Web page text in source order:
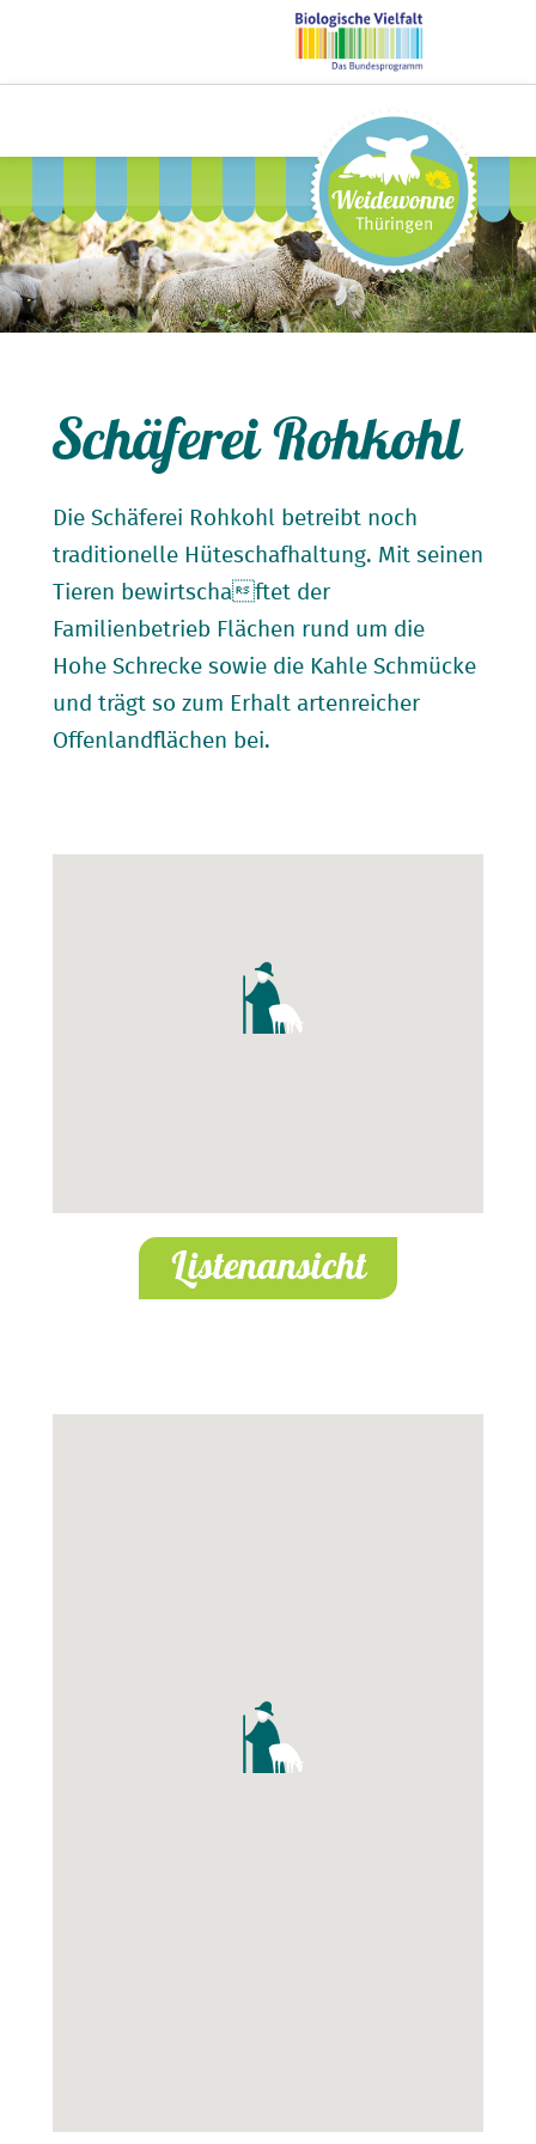
Schäferei Rohkohl
Die Schäferei Rohkohl betreibt noch
traditionelle Hüteschafhaltung. Mit seinen
Tieren bewirtschaftet der
Familienbetrieb Flächen rund um die
Hohe Schrecke sowie die Kahle Schmücke
und trägt so zum Erhalt artenreicher
Offenlandflächen bei.
Listenansicht